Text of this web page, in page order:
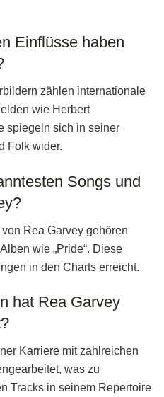
Einflüsse haben
zählen internationale
wie Herbert
spiegeln sich in seiner
Folk wider.
Songs und
Rea Garvey gehören
wie „Pride“. Diese
in den Charts erreicht.
hat Rea Garvey
Karriere mit zahlreichen
was zu
Tracks in seinem Repertoire